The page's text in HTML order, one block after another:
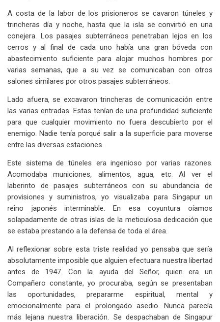
A costa de la labor de los prisioneros se cavaron túneles y
trincheras día y noche, hasta que la isla se convirtió en una
conejera. Los pasajes subterráneos penetraban lejos en los
cerros y al final de cada uno había una gran bóveda con
abastecimiento suficiente para alojar muchos hombres por
varias semanas, que a su vez se comunicaban con otros
salones similares por otros pasajes subterráneos.
Lado afuera, se excavaron trincheras de comunicación entre
las varias entradas. Estas tenían de una profundidad suficiente
para que cualquier movimiento no fuera descubierto por el
enemigo. Nadie tenía porqué salir a la superficie para moverse
entre las diversas estaciones.
Este sistema de túneles era ingenioso por varias razones.
Acomodaba municiones, alimentos, agua, etc. Al ver el
laberinto de pasajes subterráneos con su abundancia de
provisiones y suministros, yo visualizaba para Singapur un
reino japonés interminable. En esa coyuntura oíamos
solapadamente de otras islas de la meticulosa dedicación que
se estaba prestando a la defensa de toda el área.
Al reflexionar sobre esta triste realidad yo pensaba que sería
absolutamente imposible que alguien efectuara nuestra libertad
antes de 1947. Con la ayuda del Señor, quien era un
Compañero constante, yo procuraba, según se presentaban
las oportunidades, prepararme espiritual, mental y
emocionalmente para el prolongado asedio. Nunca parecía
más lejana nuestra liberación. Se despachaban de Singapur